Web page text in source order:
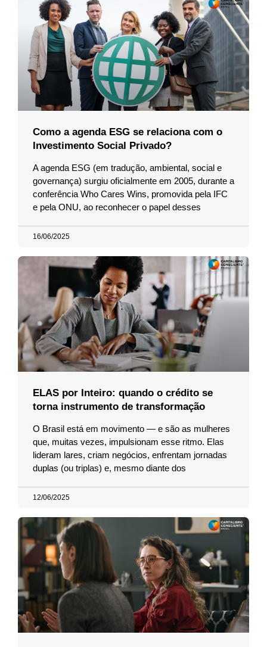
Como a agenda ESG se relaciona com o
Investimento Social Privado?
A agenda ESG (em tradução, ambiental, social e
governança) surgiu oficialmente em 2005, durante a
conferência Who Cares Wins, promovida pela IFC
e pela ONU, ao reconhecer o papel desses
16/06/2025
ELAS por Inteiro: quando o crédito se
torna instrumento de transformação
O Brasil está em movimento — e são as mulheres
que, muitas vezes, impulsionam esse ritmo. Elas
lideram lares, criam negócios, enfrentam jornadas
duplas (ou triplas) e, mesmo diante dos
12/06/2025